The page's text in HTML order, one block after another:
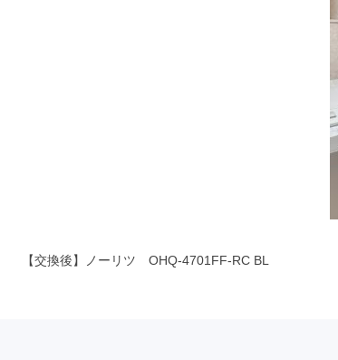
【交換後】ノーリツ OHQ-4701FF-RC BL